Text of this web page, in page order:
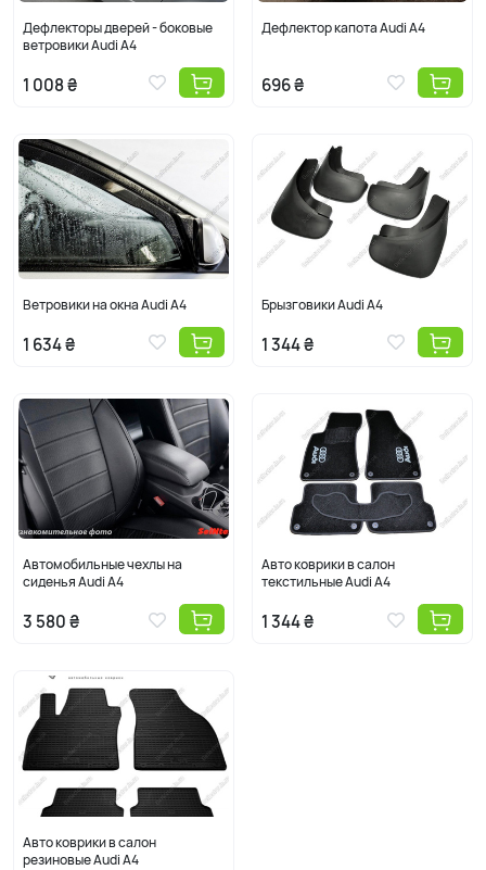
Дефлекторы дверей - боковые
ветровики Audi A4
1 008 ₴
Дефлектор капота Audi A4
696 ₴
Ветровики на окна Audi A4
1 634 ₴
Брызговики Audi A4
1 344 ₴
Автомобильные чехлы на
сиденья Audi A4
3 580 ₴
Авто коврики в салон
текстильные Audi A4
1 344 ₴
Авто коврики в салон
резиновые Audi A4